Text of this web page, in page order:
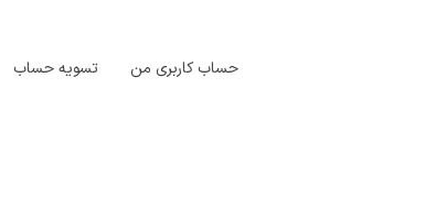
حساب کاربری من تسویه حساب